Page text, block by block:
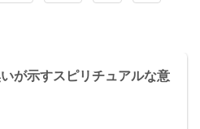
が示すスピリチュアルな意